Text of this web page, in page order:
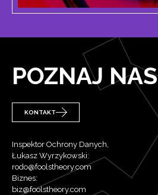
POZNAJ NAS
KONTAKT
Inspektor Ochrony Danych,
Łukasz Wyrzykowski:
rodo@foolstheory.com
Biznes:
biz@foolstheory.com